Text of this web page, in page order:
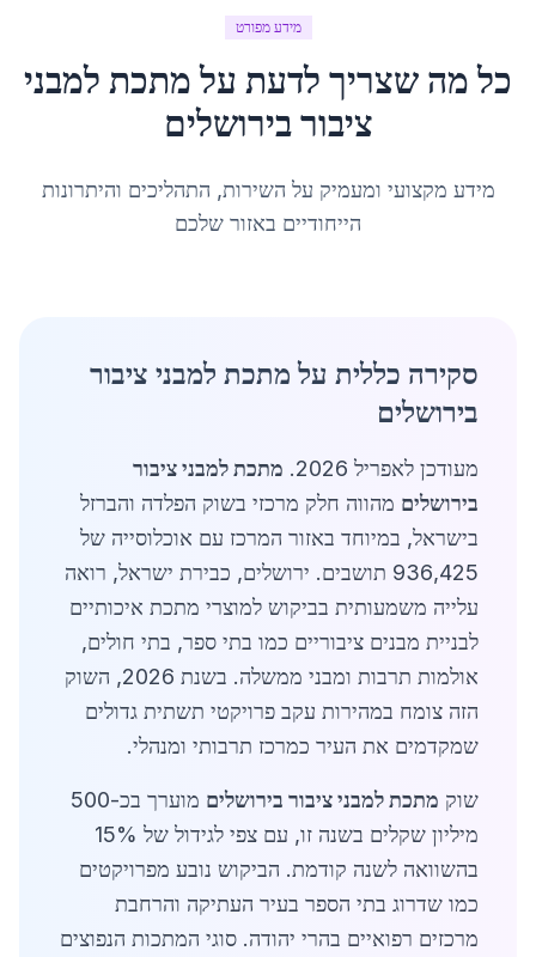
מידע מפורט
כל מה שצריך לדעת עלמתכת למבני
ציבורבירושלים
מידע מקצועי ומעמיק על השירות, התהליכים והיתרונות
הייחודיים באזור שלכם
סקירה כללית על מתכת למבני ציבור
בירושלים
מעודכן לאפריל 2026.
מתכת למבני ציבור
בירושלים מהווה חלק מרכזי בשוק הפלדה והברזל
בישראל, במיוחד באזור המרכז עם אוכלוסייה של
936,425 תושבים. ירושלים, כבירת ישראל, רואה
עלייה משמעותית בביקוש למוצרי מתכת איכותיים
לבניית מבנים ציבוריים כמו בתי ספר, בתי חולים,
אולמות תרבות ומבני ממשלה. בשנת 2026, השוק
הזה צומח במהירות עקב פרויקטי תשתית גדולים
שמקדמים את העיר כמרכז תרבותי ומנהלי.
שוק מתכת למבני ציבור בירושלים
מוערך בכ-500
מיליון שקלים בשנה זו, עם צפי לגידול של 15%
בהשוואה לשנה קודמת. הביקוש נובע מפרויקטים
כמו שדרוג בתי הספר בעיר העתיקה והרחבת
מרכזים רפואיים בהרי יהודה. סוגי המתכות הנפוצים